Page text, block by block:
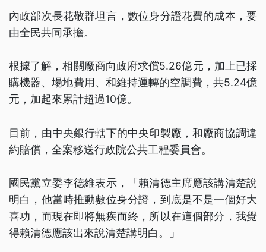
內政部次長花敬群坦言，數位身分證花費的成本，要
由全民共同承擔。
根據了解，相關廠商向政府求償5.26億元，加上已採
購機器、場地費用、和維持運轉的空調費，共5.24億
元，加起來累計超過10億。
目前，由中央銀行轄下的中央印製廠，和廠商協調違
約賠償，全案移送行政院公共工程委員會。
國民黨立委李德維表示，「賴清德主席應該講清楚說
明白，他當時推動數位身分證，到底是不是一個好大
喜功，而現在即將無疾而終，所以在這個部分，我覺
得賴清德應該出來說清楚講明白。」